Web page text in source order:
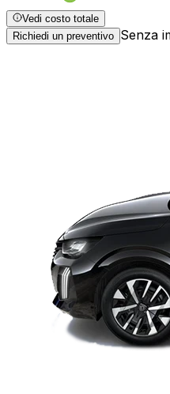
Vedi costo totale
Richiedi un preventivo Senza